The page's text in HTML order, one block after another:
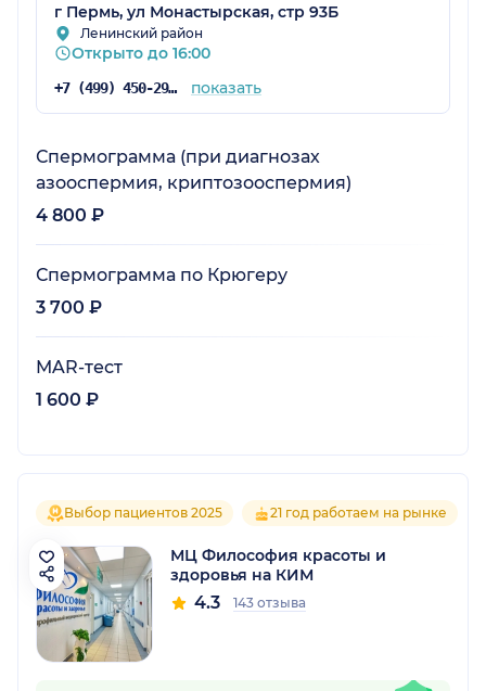
г Пермь, ул Монастырская, стр 93Б
Ленинский район
Открыто до 16:00
+7 (499) 450-29-64 показать
Спермограмма (при диагнозах
азооспермия, криптозооспермия)
4 800 ₽
Спермограмма по Крюгеру
3 700 ₽
MAR-тест
1 600 ₽
Выбор пациентов 2025 21 год работаем на рынке
МЦ Философия красоты и
здоровья на КИМ
4.3 143 отзыва